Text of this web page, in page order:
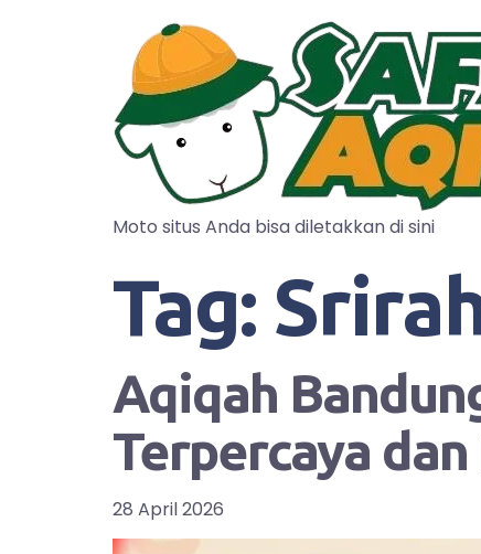
Moto situs Anda bisa diletakkan di sini
Tag:
Aqiqah
Terpercaya
28 April 2026